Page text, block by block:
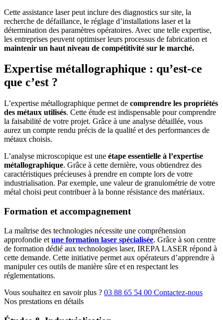
Cette assistance laser peut inclure des diagnostics sur site, la
recherche de défaillance, le réglage d’installations laser et la
détermination des paramètres opératoires. Avec une telle expertise,
les entreprises peuvent optimiser leurs processus de fabrication et
maintenir un haut niveau de compétitivité sur le marché.
Expertise métallographique : qu’est-ce
que c’est ?
L’expertise métallographique permet de comprendre les propriétés
des métaux utilisés. Cette étude est indispensable pour comprendre
la faisabilité de votre projet. Grâce à une analyse détaillée, vous
aurez un compte rendu précis de la qualité et des performances de
métaux choisis.
L’analyse microscopique est une étape essentielle à l’expertise
métallographique. Grâce à cette dernière, vous obtiendrez des
caractéristiques précieuses à prendre en compte lors de votre
industrialisation. Par exemple, une valeur de granulométrie de votre
métal choisi peut contribuer à la bonne résistance des matériaux.
Formation et accompagnement
La maîtrise des technologies nécessite une compréhension
approfondie et une formation laser spécialisée. Grâce à son centre
de formation dédié aux technologies laser, IREPA LASER répond à
cette demande. Cette initiative permet aux opérateurs d’apprendre à
manipuler ces outils de manière sûre et en respectant les
réglementations.
Vous souhaitez en savoir plus ? 03 88 65 54 00 Contactez-nous
Nos prestations en détails